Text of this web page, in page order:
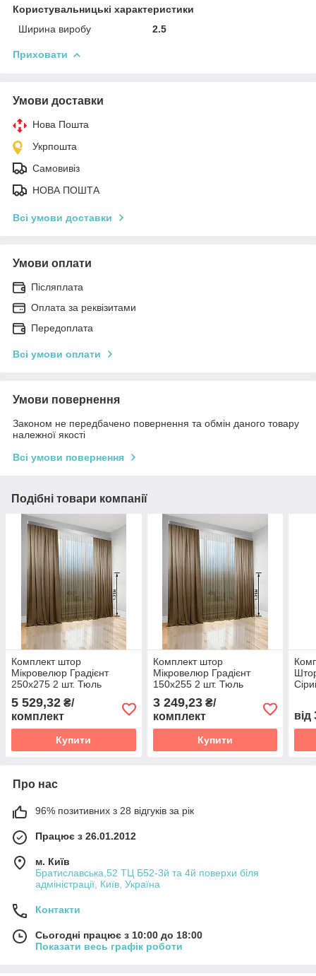
Користувальницькі характеристики
Ширина виробу
2.5
Приховати
Умови доставки
Нова Пошта
Укрпошта
Самовивіз
НОВА ПОШТА
Всі умови доставки
Умови оплати
Післяплата
Оплата за реквізитами
Передоплата
Всі умови оплати
Умови повернення
Законом не передбачено повернення та обмін даного товару
належної якості
Всі умови повернення
Подібні товари компанії
Комплект штор
Мікровелюр Градієнт
250х275 2 шт. Тюль
Градієнт Батист прозорий
600х275 перехід від
Світло-коричневого в
Білий
5 529,32 ₴/
комплект
Купити
Комплект штор
Мікровелюр Градієнт
150х255 2 шт. Тюль
Градієнт Батист прозорий
300х255 перехід від
Світло-коричневого в
Білий
3 249,23₴/
комплект
Купити
від
Про нас
96% позитивних з 28 відгуків за рік
Працює з 26.01.2012
м. Київ
Братиславська,52 ТЦ Б52-3й та 4й поверхи біля
адміністрації, Київ, Україна
Контакти
Сьогодні працює з 10:00 до 18:00
Показати весь графік роботи